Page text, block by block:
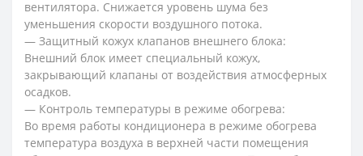
вентилятора. Снижается уровень шума без
уменьшения скорости воздушного потока.
— Защитный кожух клапанов внешнего блока:
Внешний блок имеет специальный кожух,
закрывающий клапаны от воздействия атмосферных
осадков.
— Контроль температуры в режиме обогрева:
Во время работы кондиционера в режиме обогрева
температура воздуха в верхней части помещения